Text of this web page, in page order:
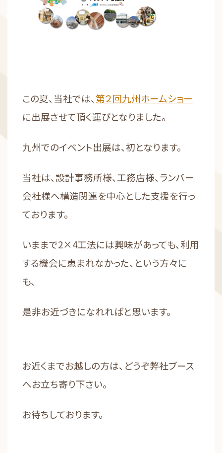
この夏、当社では、第２回九州ホームショー
に出展させて頂く運びとなりました。
九州でのイベント出展は、初となります。
当社は、設計事務所様、工務店様、ランバー
会社様へ構造関連を中心とした支援を行っ
ております。
いままで2×4工法には興味があっても、利用
する機会に恵まれなかった、という方々に
も、
是非お近づきになれればと思います。
お近くまでお越しの方は、どうぞ弊社ブース
へお立ち寄り下さい。
お待ちしております。